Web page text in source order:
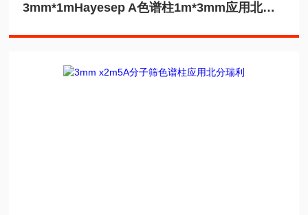
3mm*1mHayesep A色谱柱1m*3mm应用北分瑞利